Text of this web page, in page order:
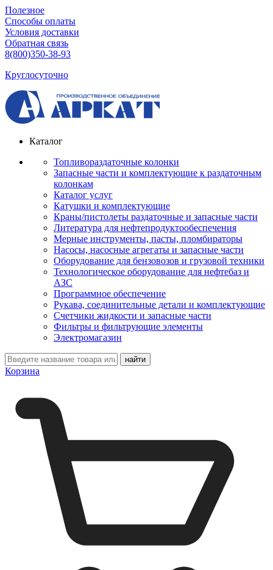
Полезное
Способы оплаты
Условия доставки
Обратная связь
8(800)350-38-93
Круглосуточно
Каталог
Топливораздаточные колонки
Запасные части и комплектующие к раздаточным
колонкам
Каталог услуг
Катушки и комплектующие
Краны/пистолеты раздаточные и запасные части
Литература для нефтепродуктообеспечения
Мерные инструменты, пасты, пломбираторы
Насосы, насосные агрегаты и запасные части
Оборудование для бензовозов и грузовой техники
Технологическое оборудование для нефтебаз и
АЗС
Программное обеспечение
Рукава, соединительные детали и комплектующие
Счетчики жидкости и запасные части
Фильтры и фильтрующие элементы
Электромагазин
Корзина